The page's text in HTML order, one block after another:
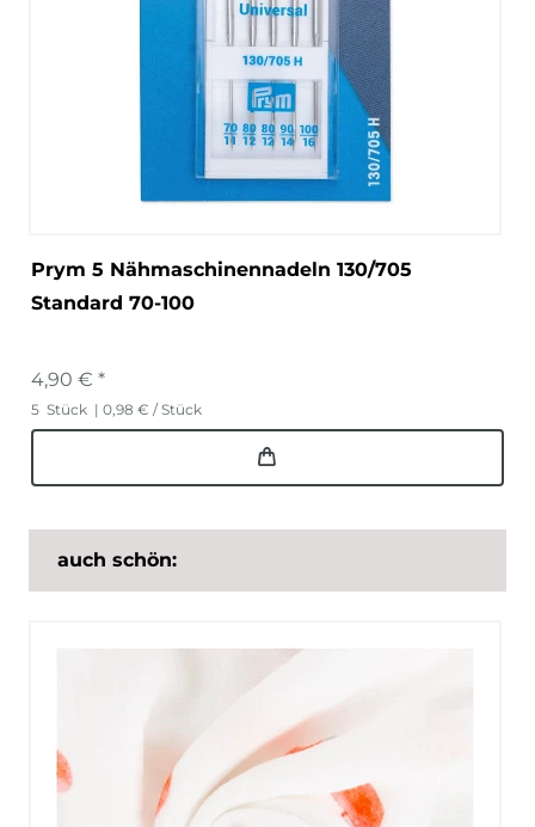
Prym 5 Nähmaschinennadeln 130/705
Standard 70-100
4,90 € *
5 Stück | 0,98 € / Stück
auch schön: